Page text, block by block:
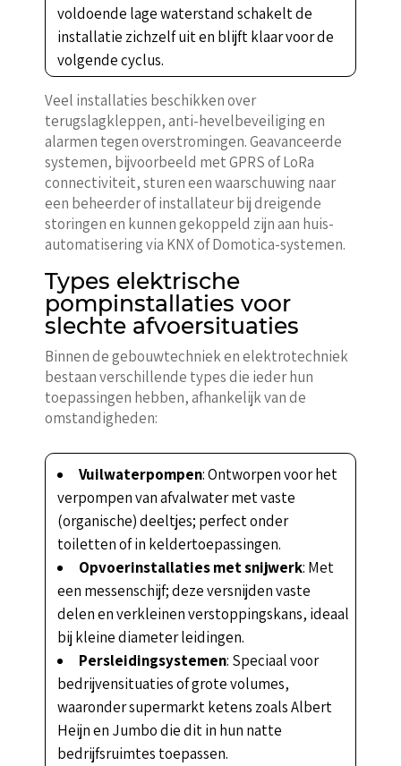
voldoende lage waterstand schakelt de
installatie zichzelf uit en blijft klaar voor de
volgende cyclus.
Veel installaties beschikken over
terugslagkleppen, anti-hevelbeveiliging en
alarmen tegen overstromingen. Geavanceerde
systemen, bijvoorbeeld met GPRS of LoRa
connectiviteit, sturen een waarschuwing naar
een beheerder of installateur bij dreigende
storingen en kunnen gekoppeld zijn aan huis-
automatisering via KNX of Domotica-systemen.
Types elektrische
pompinstallaties voor
slechte afvoersituaties
Binnen de gebouwtechniek en elektrotechniek
bestaan verschillende types die ieder hun
toepassingen hebben, afhankelijk van de
omstandigheden:
Vuilwaterpompen: Ontworpen voor het
verpompen van afvalwater met vaste
(organische) deeltjes; perfect onder
toiletten of in keldertoepassingen.
Opvoerinstallaties met snijwerk: Met
een messenschijf; deze versnijden vaste
delen en verkleinen verstoppingskans, ideaal
bij kleine diameter leidingen.
Persleidingsystemen: Speciaal voor
bedrijvensituaties of grote volumes,
waaronder supermarkt ketens zoals Albert
Heijn en Jumbo die dit in hun natte
bedrijfsruimtes toepassen.